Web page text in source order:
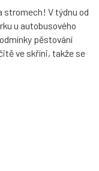
stromech! V týdnu od
u autobusového
pěstování
ve skříni, takže se